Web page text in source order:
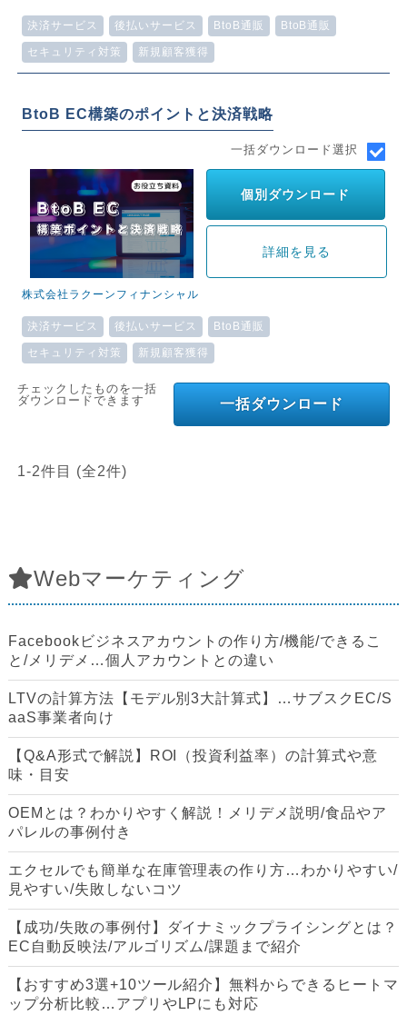
決済サービス 後払いサービス BtoB通販 BtoB通販
セキュリティ対策 新規顧客獲得
BtoB EC構築のポイントと決済戦略
一括ダウンロード選択
個別ダウンロード
詳細を見る
株式会社ラクーンフィナンシャル
決済サービス 後払いサービス BtoB通販
セキュリティ対策 新規顧客獲得
一括ダウンロード
チェックしたものを一括
ダウンロードできます
1-2件目 (全2件)
Webマーケティング
Facebookビジネスアカウントの作り方/機能/できるこ
と/メリデメ…個人アカウントとの違い
LTVの計算方法【モデル別3大計算式】…サブスクEC/S
aaS事業者向け
【Q&A形式で解説】ROI（投資利益率）の計算式や意
味・目安
OEMとは？わかりやすく解説！メリデメ説明/食品やア
パレルの事例付き
エクセルでも簡単な在庫管理表の作り方…わかりやすい/
見やすい/失敗しないコツ
【成功/失敗の事例付】ダイナミックプライシングとは？
EC自動反映法/アルゴリズム/課題まで紹介
【おすすめ3選+10ツール紹介】無料からできるヒートマ
ップ分析比較…アプリやLPにも対応